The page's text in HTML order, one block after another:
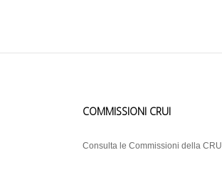
COMMISSIONI CRUI
Consulta le Commissioni della CRUI